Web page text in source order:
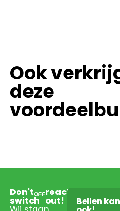
Ook
deze
Don't
switch
reach
out! Bellen kan